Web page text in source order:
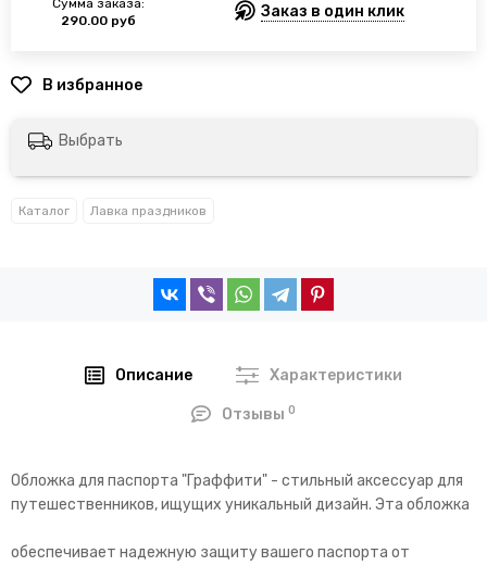
Сумма заказа:
290.00 руб
Заказ в один клик
Выбрать
Каталог Лавка праздников
Описание Характеристики
Отзывы0
Обложка для паспорта "Граффити" - стильный аксессуар для
путешественников, ищущих уникальный дизайн. Эта обложка
обеспечивает надежную защиту вашего паспорта от